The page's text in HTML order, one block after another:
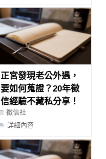
正宮發現老公外遇，
要如何蒐證？20年徵
信經驗不藏私分享！
徵信社
詳細內容